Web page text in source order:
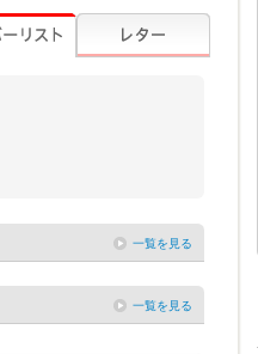
一覧を見る
一覧を見る